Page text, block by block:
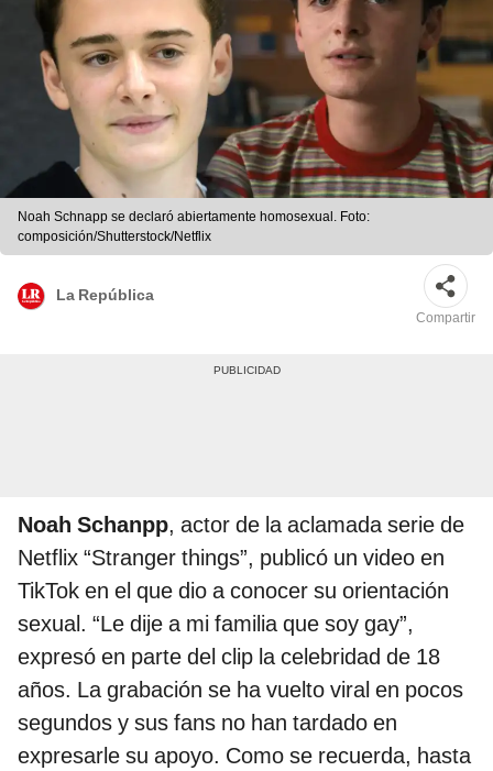
Noah Schnapp se declaró abiertamente homosexual. Foto:
composición/Shutterstock/Netflix
La República
Compartir
Noah Schanpp, actor de la aclamada serie de
Netflix “Stranger things”, publicó un video en
TikTok en el que dio a conocer su orientación
sexual. “Le dije a mi familia que soy gay”,
expresó en parte del clip la celebridad de 18
años. La grabación se ha vuelto viral en pocos
segundos y sus fans no han tardado en
expresarle su apoyo. Como se recuerda, hasta